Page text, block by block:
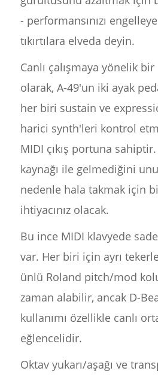
- performansınızı
tıkırtılara elveda deyin.
Canlı çalışmaya yönelik
olarak, A-49'un iki ayak
her biri sustain ve
harici synth'leri kontrol
MIDI çıkış portuna
kaynağı ile gelmediğini
nedenle hala takmak için
ihtiyacınız olacak.
Bu ince MIDI klavyede
var. Her biri için ayrı
ünlü Roland pitch/mod
zaman alabilir, ancak D-
kullanımı özellikle canlı
eğlencelidir.
Oktav yukarı/aşağı ve